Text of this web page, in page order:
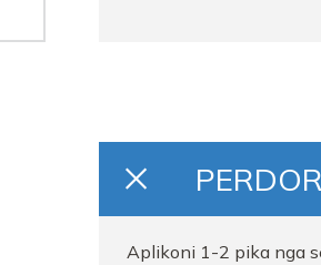
Aplikoni 1-2 pika nga